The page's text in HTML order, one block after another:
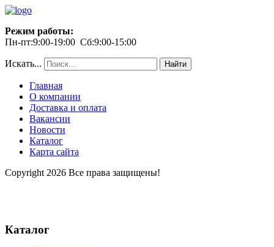
Режим работы:
Пн-пт:9:00-19:00 Сб:9:00-15:00
Искать... Найти
Главная
О компании
Доставка и оплата
Вакансии
Новости
Каталог
Карта сайта
Copyright 2026 Все права защищены!
Каталог